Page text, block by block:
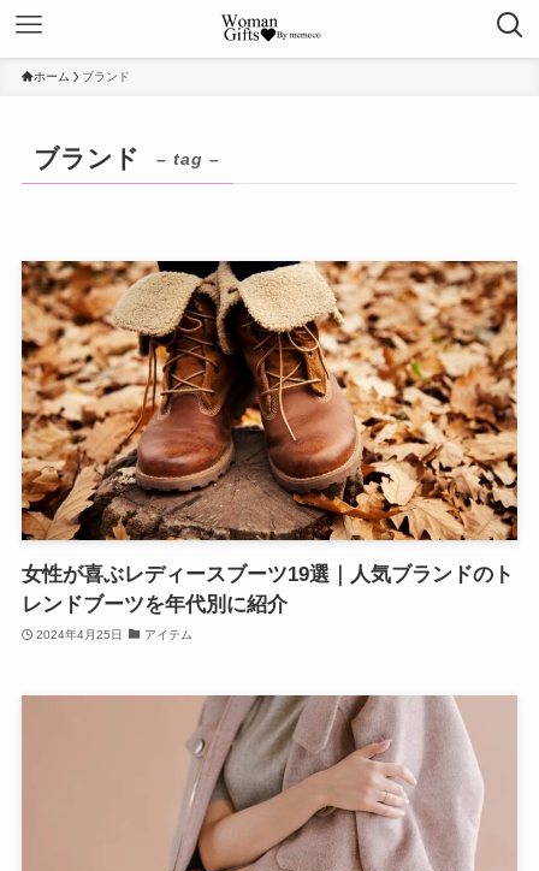
ホーム ブランド
ブランド – tag –
女性が喜ぶレディースブーツ19選｜人気ブランドのト
レンドブーツを年代別に紹介
2024年4月25日 アイテム